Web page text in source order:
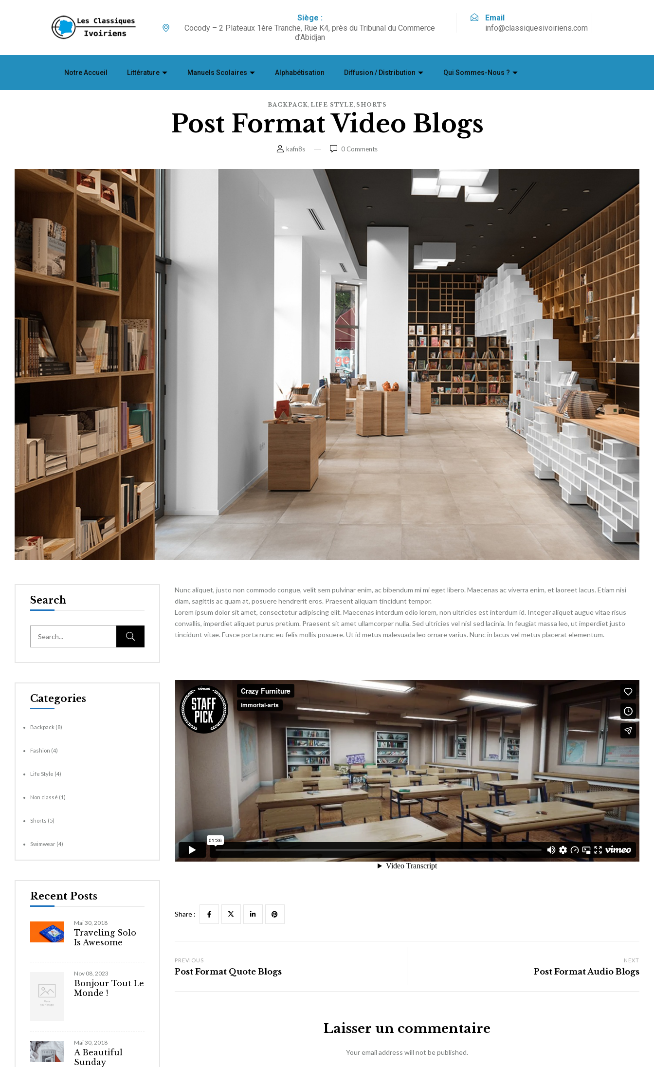
Siège :
Cocody – 2 Plateaux 1ère Tranche, Rue K4, près du Tribunal du Commerce
d’Abidjan
Email
info@classiquesivoiriens.com
Notre Accueil Littérature Manuels Scolaires Alphabétisation Diffusion / Distribution Qui Sommes-Nous ?
BACKPACK, LIFE STYLE, SHORTS
Post Format Video Blogs
kafn8s 0 Comments
Search
Categories
Backpack (8)
Fashion (4)
Life Style (4)
Non classé (1)
Shorts (5)
Swimwear (4)
Recent Posts
Mai 30, 2018
Traveling Solo
Is Awesome
Nov 08, 2023
Bonjour Tout Le
Monde !
Mai 30, 2018
A Beautiful
Sunday
Nunc aliquet, justo non commodo congue, velit sem pulvinar enim, ac bibendum mi mi eget libero. Maecenas ac viverra enim, et laoreet lacus. Etiam nisi
diam, sagittis ac quam at, posuere hendrerit eros. Praesent aliquam tincidunt tempor.
Lorem ipsum dolor sit amet, consectetur adipiscing elit. Maecenas interdum odio lorem, non ultricies est interdum id. Integer aliquet augue vitae risus
convallis, imperdiet aliquet purus pretium. Praesent sit amet ullamcorper nulla. Sed ultricies vel nisl sed lacinia. In feugiat massa leo, ut imperdiet justo
tincidunt vitae. Fusce porta nunc eu felis mollis posuere. Ut id metus malesuada leo ornare varius. Nunc in lacus vel metus placerat elementum.
Share :
PREVIOUS
Post Format Quote Blogs
NEXT
Post Format Audio Blogs
Laisser un commentaire
Your email address will not be published.